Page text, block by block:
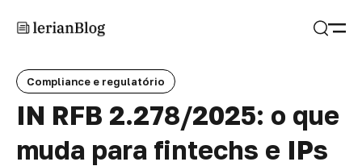
Compliance e regulatório
IN RFB 2.278/2025: o que
muda para fintechs e IPs